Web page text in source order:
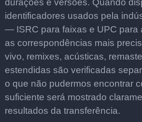
durações e versões. Quando
identificadores usados pela
— ISRC para faixas e UPC
as correspondências mais
vivo, remixes, acústicas,
estendidas são verificadas
o que não pudermos encontrar
suficiente será mostrado
resultados da transferência.